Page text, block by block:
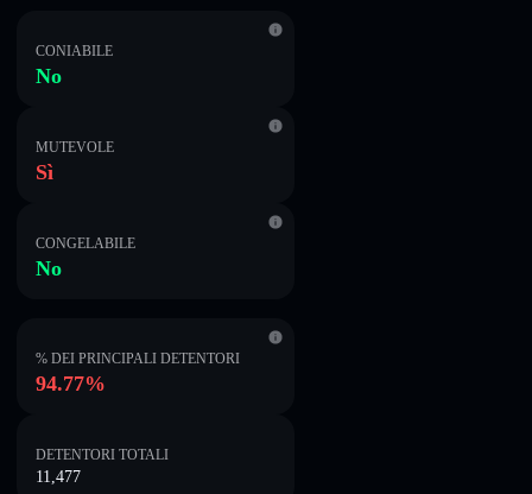
CONIABILE
No
MUTEVOLE
Sì
CONGELABILE
No
% DEI PRINCIPALI DETENTORI
94.77%
DETENTORI TOTALI
11,477